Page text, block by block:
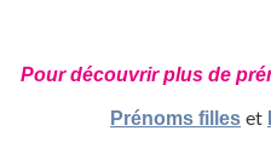
Pour découvrir plus de
Prénoms filles et